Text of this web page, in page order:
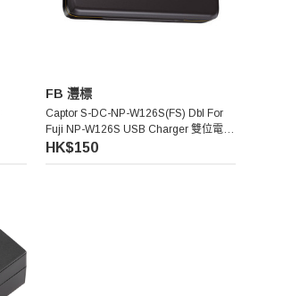
FB 灃標
Captor S-DC-NP-W126S(FS) Dbl For
Fuji NP-W126S USB Charger 雙位電池
充電盒
HK$150